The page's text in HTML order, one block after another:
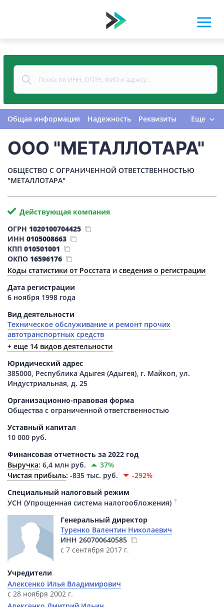
Общая информация Надежность
Реквизиты
Финансовая отчетность
Руководитель
Долги
Налоги и сборы История изменений
Еще
ООО "МЕТАЛЛОТАРА"
ОБЩЕСТВО С ОГРАНИЧЕННОЙ ОТВЕТСТВЕННОСТЬЮ
"МЕТАЛЛОТАРА"
Действующая компания
ОГРН 1020100704425
ИНН 0105008663
КПП 010501001
ОКПО 16596176
Коды статистики от Росстата и сведения о регистрации
Дата регистрации
6 ноября 1998 года
Вид деятельности
Техническое обслуживание и ремонт прочих
автотранспортных средств
+ еще 14 видов деятельности
Юридический адрес
385000, Республика Адыгея (Адыгея), г. Майкоп, ул.
Индустриальная, д. 25
Организационно-правовая форма
Общества с ограниченной ответственностью
Уставный капитал
10 000 руб.
Финансовая отчетность за 2022 год
Выручка: 6,4 млн руб.
37%
Чистая прибыль: -835 тыс. руб.
-292%
Специальный налоговый режим
УСН (Упрощенная система налогообложения) ?
Генеральный директор
Туренко Валентин Николаевич
ИНН 260700640585
с 7 сентября 2017 г.
Учредители
Алексенко Илья Владимирович
с 28 ноября 2002 г.